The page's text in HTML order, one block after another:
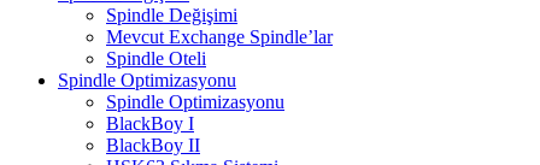
Spindle Değişimi
Mevcut Exchange Spindle’lar
Spindle Oteli
Spindle Optimizasyonu
Spindle Optimizasyonu
BlackBoy I
BlackBoy II